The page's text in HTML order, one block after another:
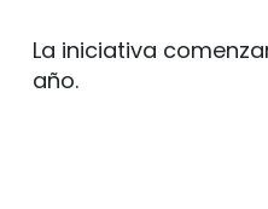
La iniciativa
año.